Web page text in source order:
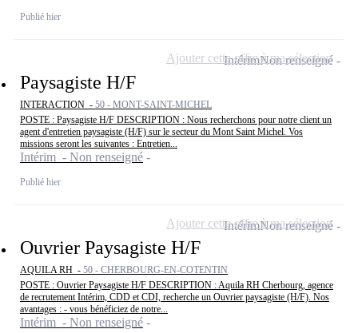
Publié hier
Paysagiste H/F
INTERACTION - 50 - MONT-SAINT-MICHEL
POSTE : Paysagiste H/F DESCRIPTION : Nous recherchons pour notre client un
agent d'entretien paysagiste (H/F) sur le secteur du Mont Saint Michel. Vos
missions seront les suivantes : Entretien...
Intérim - Non renseigné
Publié hier
IntérimNon renseigné
Ajouter cette offre à ma sélection
Ouvrier Paysagiste H/F
AQUILA RH - 50 - CHERBOURG-EN-COTENTIN
POSTE : Ouvrier Paysagiste H/F DESCRIPTION : Aquila RH Cherbourg, agence
de recrutement Intérim, CDD et CDI, recherche un Ouvrier paysagiste (H/F). Nos
avantages : - vous bénéficiez de notre...
Intérim - Non renseigné
IntérimNon renseigné
Ajouter cette offre à ma sélection